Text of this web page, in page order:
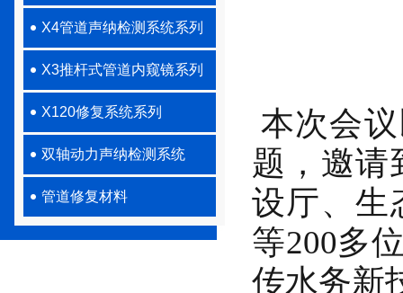
X4管道声纳检测系统系列
X3推杆式管道内窥镜系列
X120修复系统系列
双轴动力声纳检测系统
管道修复材料
本次会
题，邀请
设厅、生
等200多
传水务新